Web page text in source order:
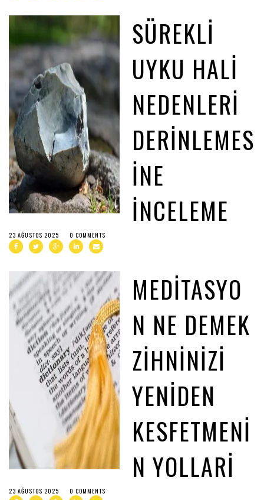
SÜREKLI
UYKU HALI
NEDENLERI
DERINLEMES
INE
İNCELEME
23 AĞUSTOS 2025 0 COMMENTS
MEDITASYO
N NE DEMEK
ZIHNINIZI
YENIDEN
KESFETMENI
N YOLLARI
23 AĞUSTOS 2025 0 COMMENTS